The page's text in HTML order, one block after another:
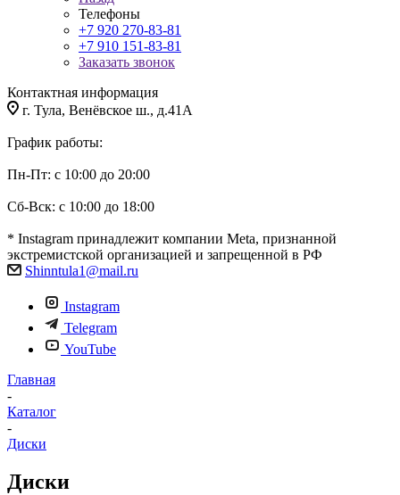
Телефоны
+7 920 270-83-81
+7 910 151-83-81
Заказать звонок
Контактная информация
г. Тула, Венёвское ш., д.41А
График работы:
Пн-Пт: с 10:00 до 20:00
Сб-Вск: с 10:00 до 18:00
* Instagram принадлежит компании Meta, признанной
экстремистской организацией и запрещенной в РФ
Shinntula1@mail.ru
Instagram
Telegram
YouTube
Главная
-
Каталог
-
Диски
Диски